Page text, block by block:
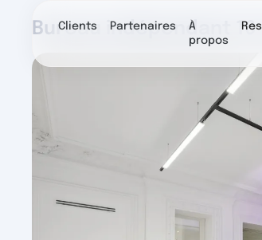
Clients Partenaires
À
propos
Bureau indépendant